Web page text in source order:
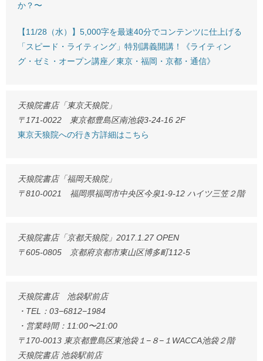
か？〜
【11/28（水）】5,000字を最速40分でコンテンツに仕上げる
「スピード・ライティング」特別講義開講！《ライティン
グ・ゼミ・オープン講座／東京・福岡・京都・通信》
天狼院書店「東京天狼院」
〒171-0022 東京都豊島区南池袋3-24-16 2F
東京天狼院への行き方詳細はこちら
天狼院書店「福岡天狼院」
〒810-0021 福岡県福岡市中央区今泉1-9-12 ハイツ三笠２階
天狼院書店「京都天狼院」2017.1.27 OPEN
〒605-0805 京都府京都市東山区博多町112-5
天狼院書店 池袋駅前店
・TEL：03−6812−1984
・営業時間：11:00〜21:00
〒170-0013 東京都豊島区東池袋１−８−１WACCA池袋２階
天狼院書店 池袋駅前店